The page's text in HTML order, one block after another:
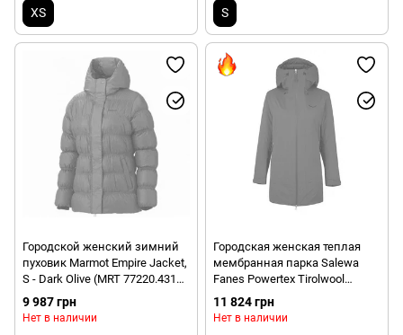
XS S
Городской женский зимний
пуховик Marmot Empire Jacket,
S - Dark Olive (MRT 77220.4317-
S)
9 987 грн
Нет в наличии
Городская женская теплая
мембранная парка Salewa
Fanes Powertex Tirolwool
Responsive Women's Parka,
Ombre Blue, 44/38 (272383866)
11 824 грн
Нет в наличии